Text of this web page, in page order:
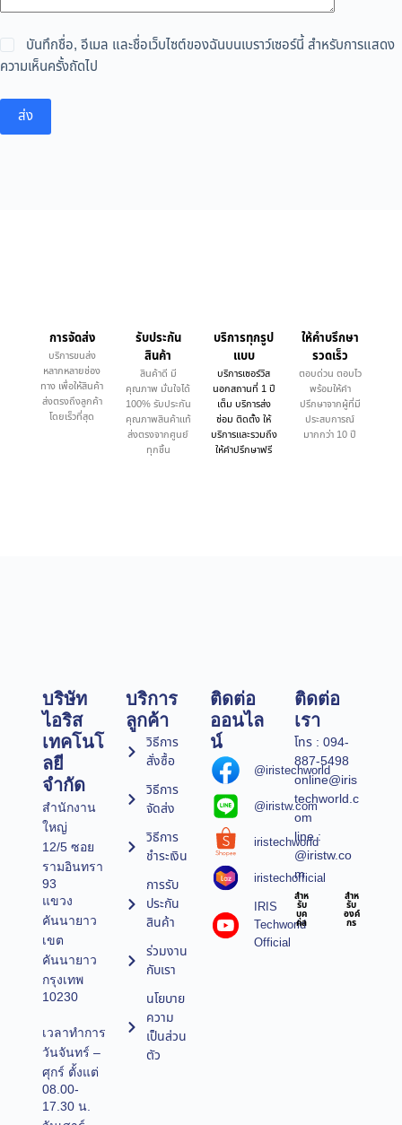
บันทึกชื่อ, อีเมล และชื่อเว็บไซต์ของฉันบนเบราว์เซอร์นี้ สำหรับการแสดง
ความเห็นครั้งถัดไป
ส่ง
การจัดส่ง
บริการขนส่ง
หลากหลายช่อง
ทาง เพื่อให้สินค้า
ส่งตรงถึงลูกค้า
โดยเร็วที่สุด
รับประกัน
สินค้า
สินค้าดี มี
คุณภาพ มั่นใจได้
100% รับประกัน
คุณภาพสินค้าแท้
ส่งตรงจากศูนย์
ทุกชิ้น
บริการทุกรูป
แบบ
บริการเซอร์วิส
นอกสถานที่ 1 ปี
เต็ม บริการส่ง
ซ่อม ติดตั้ง ให้
บริการและรวมถึง
ให้คำปรึกษาฟรี
ให้คำบรึกษา
รวดเร็ว
ตอบด่วน ตอบไว
พร้อมให้คำ
ปรึกษาจากผู้ที่มี
ประสบการณ์
มากกว่า 10 ปี
บริษัท
ไอริส
เทคโนโ
ลยี
จำกัด
สำนักงาน
ใหญ่
12/5 ซอย
รามอินทรา
93
แขวง
คันนายาว
เขต
คันนายาว
กรุงเทพ
10230
เวลาทำการ
วันจันทร์ –
ศุกร์ ตั้งแต่
08.00-
17.30 น.
บริการ
ลูกค้า
วิธีการ
สั่งซื้อ
วิธีการ
จัดส่ง
วิธีการ
ชำระเงิน
การรับ
ประกัน
สินค้า
ร่วมงาน
กับเรา
นโยบาย
ความ
เป็นส่วน
ตัว
ติดต่อ
ออนไล
น์
@iristechworld
@iristw.com
iristechworld
iristechofficial
IRIS
Techworld
Official
ติดต่อ
เรา
โทร : 094-
887-5498
online@iris
techworld.c
om
line :
@iristw.co
m
สำห
รับ
บุค
คล
สำห
รับ
องค์
กร